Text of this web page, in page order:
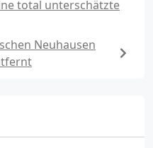
total unterschätzte
Neuhausen